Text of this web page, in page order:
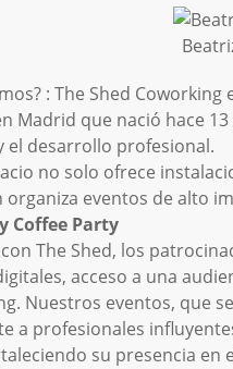
: The Shed
Madrid que nació hace
el desarrollo profesional.
no solo ofrece
organiza eventos de alto
Coffee Party
The Shed, los
acceso a una
Nuestros eventos, que
a profesionales
su presencia en